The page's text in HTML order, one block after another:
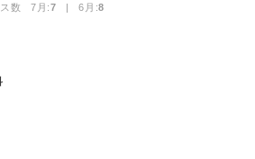
ス数 7月:7 | 6月:8